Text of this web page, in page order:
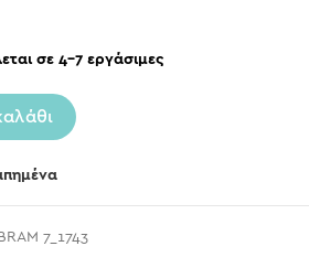
σε 4-7 εργάσιμες
BRAM 7_1743